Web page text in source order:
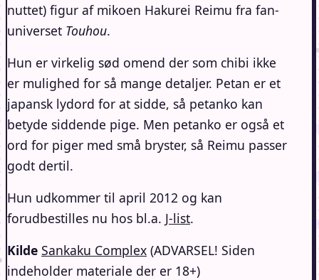
nuttet) figur af mikoen Hakurei Reimu fra fan-
universet Touhou.
Hun er virkelig sød omend der som chibi ikke
er mulighed for så mange detaljer. Petan er et
japansk lydord for at sidde, så petanko kan
betyde siddende pige. Men petanko er også et
ord for piger med små bryster, så Reimu passer
godt dertil.
Hun udkommer til april 2012 og kan
forudbestilles nu hos bl.a. J-list.
Kilde Sankaku Complex (ADVARSEL! Siden
indeholder materiale der er 18+)